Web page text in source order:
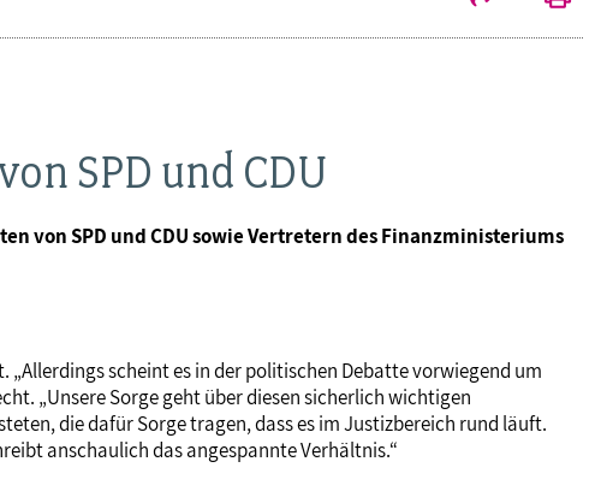
SPD und CDU
von SPD und CDU sowie Vertretern des Finanzministeriums
scheint es in der politischen Debatte vorwiegend um
„Unsere Sorge geht über diesen sicherlich wichtigen
die dafür Sorge tragen, dass es im Justizbereich rund läuft.
anschaulich das angespannte Verhältnis.“